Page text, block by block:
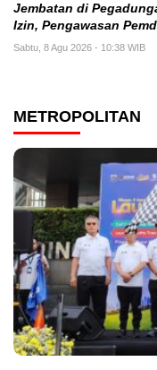
Jembatan di
Izin, Pengawasan
Sabtu, 8 Agu 2026 - 10:38 WIB
METROPOLITAN